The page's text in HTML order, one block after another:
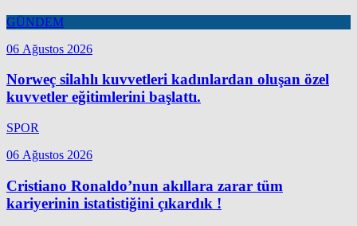
GÜNDEM
06 Ağustos 2026
Norweç silahlı kuvvetleri kadınlardan oluşan özel
kuvvetler eğitimlerini başlattı.
SPOR
06 Ağustos 2026
Cristiano Ronaldo’nun akıllara zarar tüm
kariyerinin istatistiğini çıkardık !